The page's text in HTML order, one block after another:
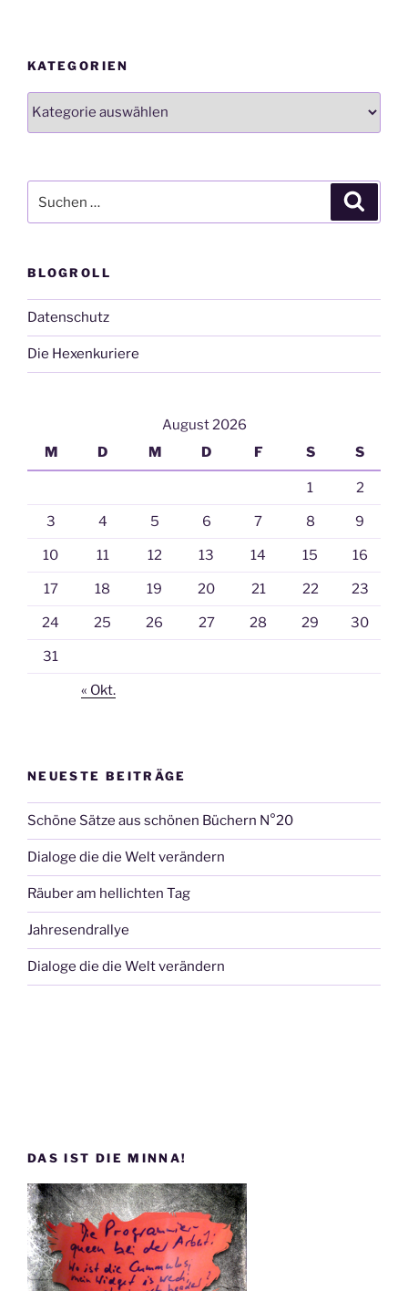
KATEGORIEN
nach:
BLOGROLL
Datenschutz
Die Hexenkuriere
August 2026
M
D M D F S S
1 2
3 4 5 6 7 8 9
10 11 12 13 14 15 16
17 18 19 20 21 22 23
24 25 26 27 28 29 30
31
« Okt.
NEUESTE BEITRÄGE
Schöne Sätze aus schönen Büchern N°20
Dialoge die die Welt verändern
Räuber am hellichten Tag
Jahresendrallye
Dialoge die die Welt verändern
DAS IST DIE MINNA!